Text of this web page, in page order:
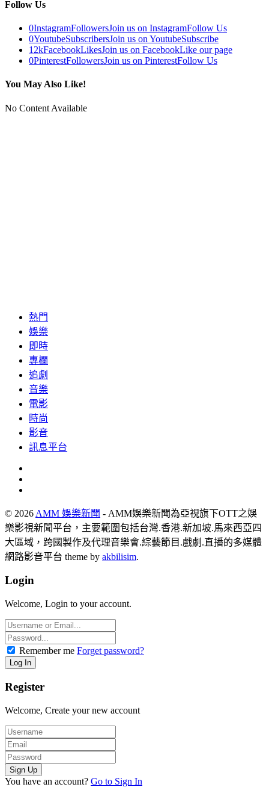
Follow Us
0InstagramFollowersJoin us on InstagramFollow Us
0YoutubeSubscribersJoin us on YoutubeSubscribe
12kFacebookLikesJoin us on FacebookLike our page
0PinterestFollowersJoin us on PinterestFollow Us
You May Also Like!
No Content Available
熱門
娛樂
即時
專欄
追劇
音樂
電影
時尚
影音
訊息平台
© 2026 AMM 娛樂新聞 - AMM娛樂新聞為亞視旗下OTT之娛
樂影視新聞平台，主要範圍包括台灣.香港.新加坡.馬來西亞四
大區域，跨國製作及代理音樂會.綜藝節目.戲劇.直播的多媒體
網路影音平台 theme by akbilisim.
Login
Welcome, Login to your account.
Remember me Forget password?
Register
Welcome, Create your new account
You have an account? Go to Sign In